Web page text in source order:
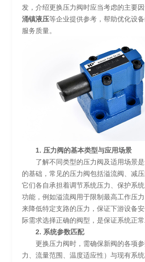
发，介绍更换压力阀时应当考虑的主要
涌镇液压等企业提供参考，帮助优化设
服务质量。
1. 压力阀的基本类型与应用场景
了解不同类型的压力阀及适用场景
的基础，常见的压力阀包括溢流阀、减压
它们各自承担着调节系统压力、保护系
功能，例如溢流阀用于限制最高工作压
来降低特定支路的压力，保证下游设备
际需求选择正确的阀型，是保证系统正常
2. 系统参数匹配
更换压力阀时，需确保新阀的各项
力、流量范围、温度适应性）与现有系